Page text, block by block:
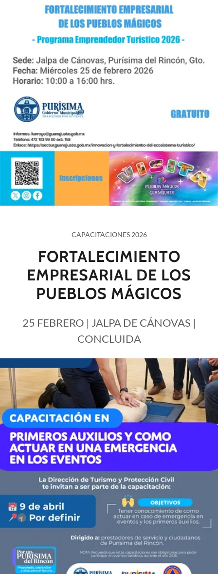
CAPACITACIONES 2026
FORTALECIMIENTO
EMPRESARIAL DE LOS
PUEBLOS MÁGICOS
25 FEBRERO | JALPA DE CÁNOVAS |
CONCLUIDA